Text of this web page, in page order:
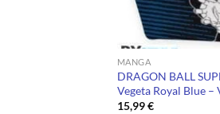
MANGA
DRAGON BALL
Vegeta Royal Blue –
15,99€